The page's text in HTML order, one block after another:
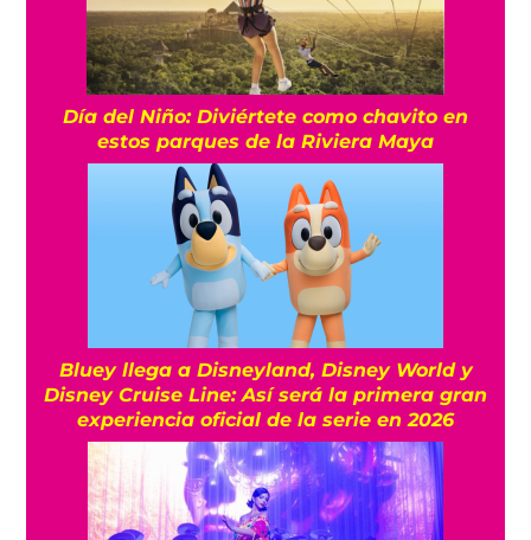
Día del Niño: Diviértete como chavito en
estos parques de la Riviera Maya
Bluey llega a Disneyland, Disney World y
Disney Cruise Line: Así será la primera gran
experiencia oficial de la serie en 2026